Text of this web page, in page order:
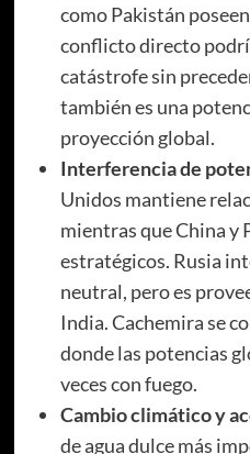
como Pakistán
conflicto directo
catástrofe sin
también es una
proyección global.
Interferencia de
Unidos mantiene
mientras que China y
estratégicos. Rusia
neutral, pero es
India. Cachemira se
donde las potencias
veces con fuego.
Cambio climático y
de agua dulce más